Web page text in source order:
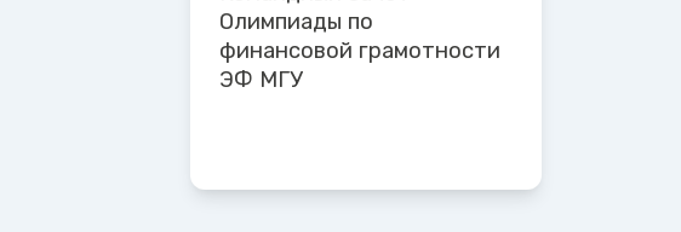
Олимпиады по
финансовой грамотности
ЭФ МГУ